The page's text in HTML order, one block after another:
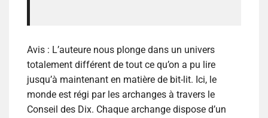
Avis : L’auteure nous plonge dans un univers
totalement différent de tout ce qu’on a pu lire
jusqu’à maintenant en matière de bit-lit. Ici, le
monde est régi par les archanges à travers le
Conseil des Dix. Chaque archange dispose d’un